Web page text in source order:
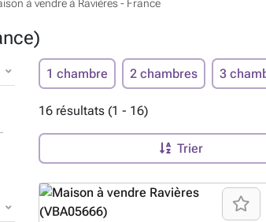
à vendre à Ravières - France
1 chambre 2 chambres 3
16 résultats (1 - 16)
Trier